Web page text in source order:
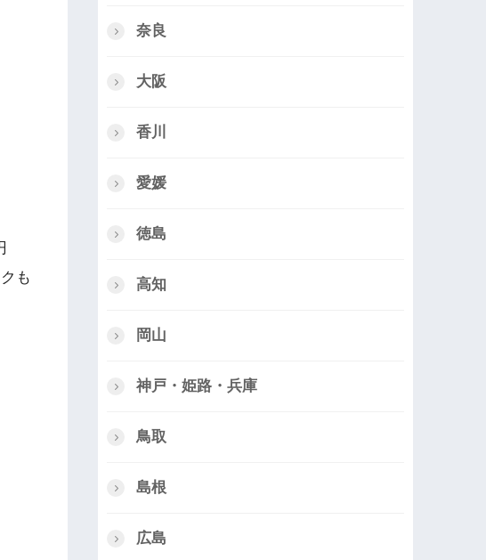
も
奈良
大阪
香川
愛媛
徳島
高知
岡山
神戸・姫路・兵庫
鳥取
島根
広島